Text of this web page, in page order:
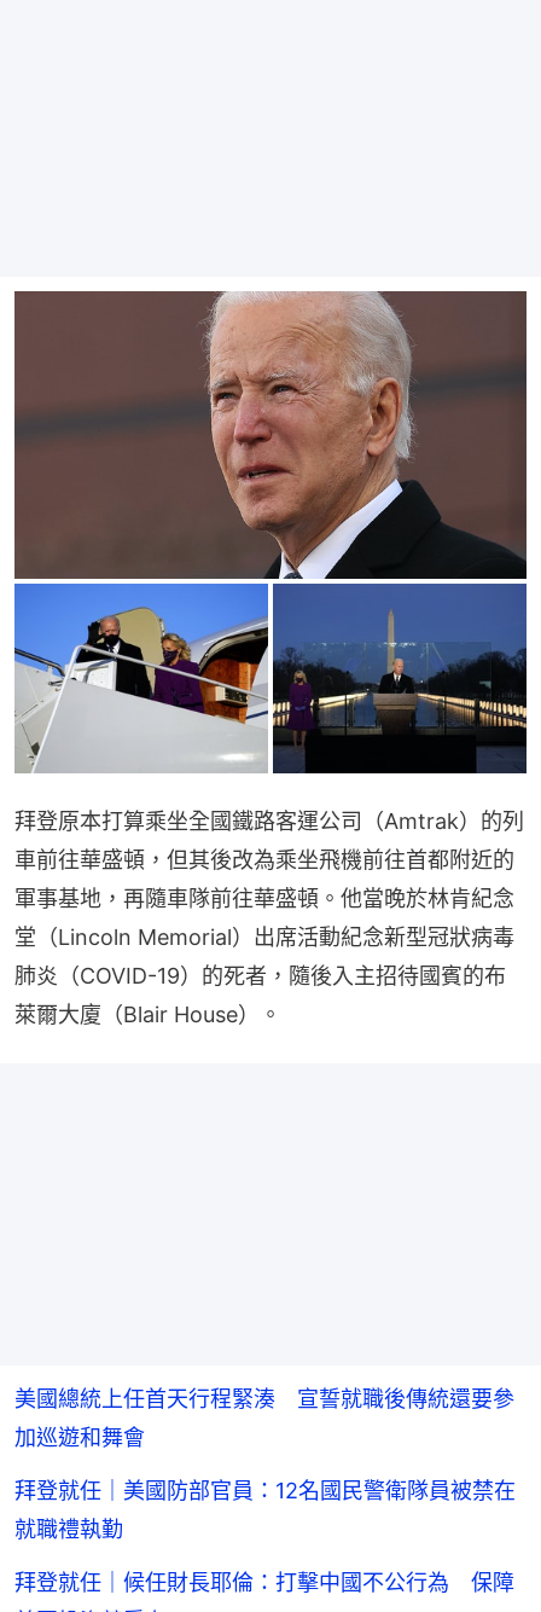
拜登原本打算乘坐全國鐵路客運公司（Amtrak）的列
車前往華盛頓，但其後改為乘坐飛機前往首都附近的
軍事基地，再隨車隊前往華盛頓。他當晚於林肯紀念
堂（Lincoln Memorial）出席活動紀念新型冠狀病毒
肺炎（COVID-19）的死者，隨後入主招待國賓的布
萊爾大廈（Blair House）。
美國總統上任首天行程緊湊 宣誓就職後傳統還要參
加巡遊和舞會
拜登就任｜美國防部官員：12名國民警衛隊員被禁在
就職禮執勤
拜登就任｜候任財長耶倫：打擊中國不公行為 保障